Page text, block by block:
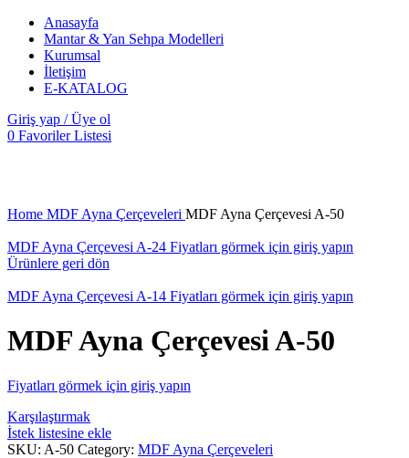
Anasayfa
Mantar & Yan Sehpa Modelleri
Kurumsal
İletişim
E-KATALOG
Giriş yap / Üye ol
0 Favoriler Listesi
Home MDF Ayna Çerçeveleri MDF Ayna Çerçevesi A-50
MDF Ayna Çerçevesi A-24 Fiyatları görmek için giriş yapın
Ürünlere geri dön
MDF Ayna Çerçevesi A-14 Fiyatları görmek için giriş yapın
MDF Ayna Çerçevesi A-50
Fiyatları görmek için giriş yapın
Karşılaştırmak
İstek listesine ekle
SKU: A-50 Category: MDF Ayna Çerçeveleri